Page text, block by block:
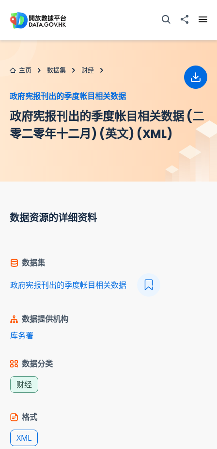
打开搜寻器分享至
主页 数据集 财经
政府宪报刊出的季度帐目相关数据
政府宪报刊出的季度帐目相关数据 (二
零二零年十二月) (英文) (XML)
下载
数据资源的详细资料
数据集
政府宪报刊出的季度帐目相关数据
数据提供机构
库务署
数据分类
财经
格式
XML